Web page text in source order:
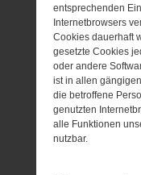
entsprechenden
Internetbrowsers
Cookies dauerhaft
gesetzte Cookies
oder andere
ist in allen
die betroffene
genutzten
alle Funktionen
nutzbar.